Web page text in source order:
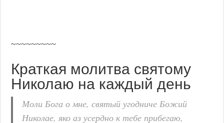
~~~~~~~~~
Краткая молитва святому
Николаю на каждый день
Моли Бога о мне, святый угодниче Божий
Николае, яко аз усердно к тебе прибегаю,